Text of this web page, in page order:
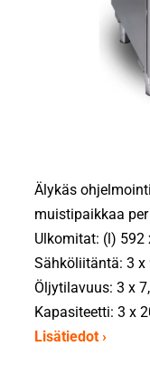
Älykäs
muistipaikkaa
Ulkomitat: (l) 592
Sähköliitäntä: 3 x
Öljytilavuus: 3 x
Kapasiteetti: 3 x
Lisätiedot ›